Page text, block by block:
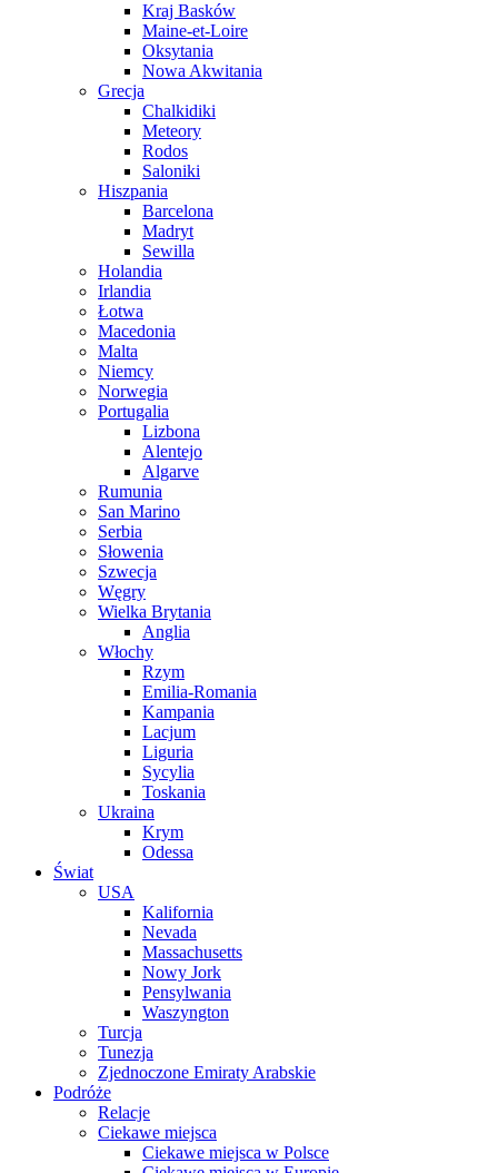
Kraj Basków
Maine-et-Loire
Oksytania
Nowa Akwitania
Grecja
Chalkidiki
Meteory
Rodos
Saloniki
Hiszpania
Barcelona
Madryt
Sewilla
Holandia
Irlandia
Łotwa
Macedonia
Malta
Niemcy
Norwegia
Portugalia
Lizbona
Alentejo
Algarve
Rumunia
San Marino
Serbia
Słowenia
Szwecja
Węgry
Wielka Brytania
Anglia
Włochy
Rzym
Emilia-Romania
Kampania
Lacjum
Liguria
Sycylia
Toskania
Ukraina
Krym
Odessa
Świat
USA
Kalifornia
Nevada
Massachusetts
Nowy Jork
Pensylwania
Waszyngton
Turcja
Tunezja
Zjednoczone Emiraty Arabskie
Podróże
Relacje
Ciekawe miejsca
Ciekawe miejsca w Polsce